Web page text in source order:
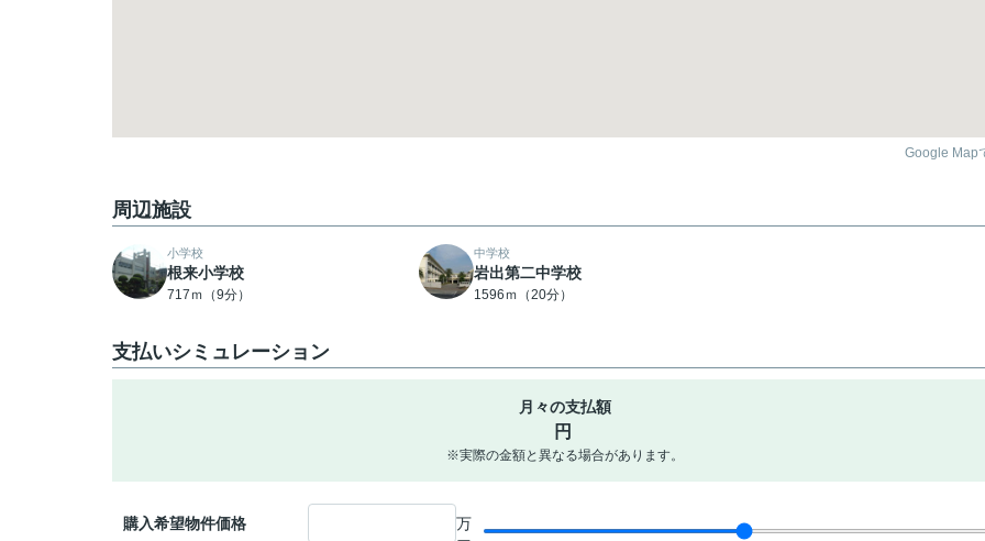
Google Map
周辺施設
小学校
根来小学校
717ｍ（9分）
中学校
岩出第二中学校
1596ｍ（20分）
支払いシミュレーション
月々の支払額
円
※実際の金額と異なる場合があります。
購入希望物件価格
万